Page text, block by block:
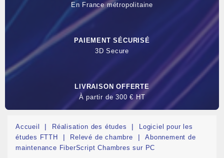
En France métropolitaine
PAIEMENT SÉCURISÉ
3D Secure
LIVRAISON OFFERTE
À partir de 300 € HT
Accueil Réalisation des études
Logiciel pour les
études FTTH
Relevé de chambre
Abonnement de
maintenance FiberScript Chambres sur PC